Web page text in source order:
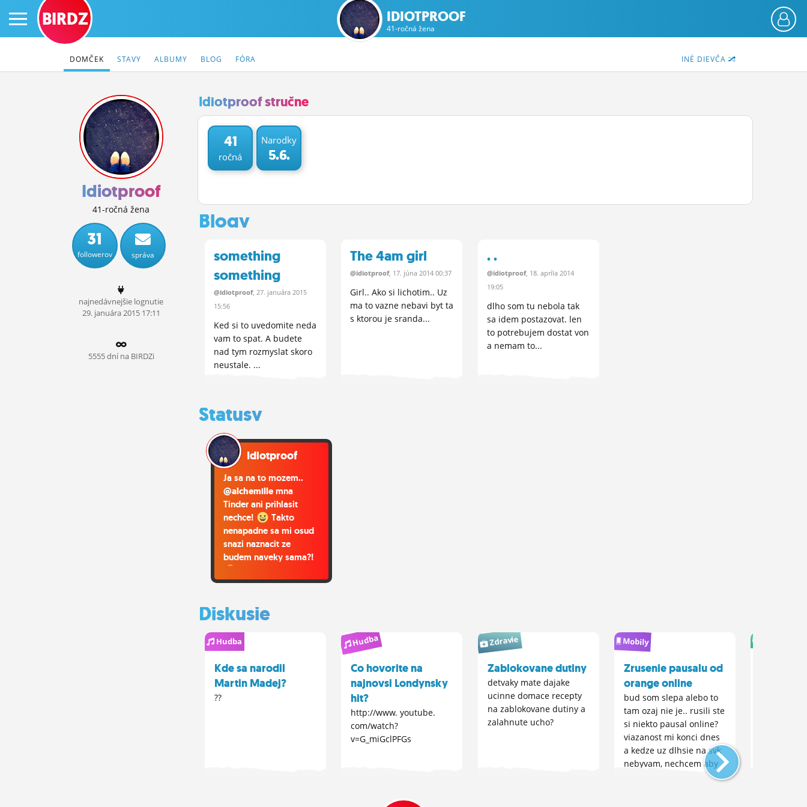
PRIHLÁS SA
ČINŽIAK
FÓRUM
STATUSY
BLOGY
OBRÁZKY
MÔJ PROFIL
ROLETA
BIRDZ IDIOTPROOF
41-ročná žena
INÉ DIEVČA
DOMČEK STAVY ALBUMY BLOG FÓRA
Idiotproof
41-ročná žena
31
followerov správa
najnedávnejšie lognutie
29. januára2015 17:11
5555 dní na BIRDZi
Idiotproof stručne
41
ročná
Narodky
5.6.
Blogy
something
something
@idiotproof, 27. januára 2015
15:56
Ked si to uvedomite neda
vam to spat. A budete
nad tym rozmyslat skoro
neustale. ...
The 4am girl
@idiotproof, 17. júna 2014 00:37
Girl.. Ako si lichotim.. Uz
ma to vazne nebavi byt ta
s ktorou je sranda...
. .
@idiotproof, 18. apríla2014
19:05
dlho som tu nebola tak
sa idem postazovat. len
to potrebujem dostat von
a nemam to...
Statusy
Idiotproof
Ja sa na to mozem..
@alchemille mna
Tinder ani prihlasit
nechce!
Takto
nenapadne sa mi osud
snazi naznacit ze
budem naveky sama?!
Diskusie
Hudba
Kde sa narodil
Martin Madej?
??
Hudba
Co hovorite na
najnovsi Londynsky
hit?
http://www. youtube.
com/watch?
v=G_miGclPFGs
Zdravie
Zablokovane dutiny
detvaky mate dajake
ucinne domace recepty
na zablokovane dutiny a
zalahnute ucho?
Mobily
Zrusenie pausalu od
orange online
bud som slepa alebo to
tam ozaj nie je.. rusili ste
si niekto pausal online?
viazanost mi konci dnes
a kedze uz dlhsie na svk
nebyvam, nechcem aby